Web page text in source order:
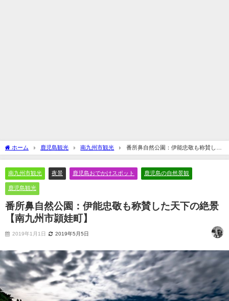
ホーム 鹿児島観光 南九州市観光
番所鼻自然公園：伊能忠敬も称賛した
天下の絶景【南九州市頴娃町】
南九州市観光 夜景 鹿児島おでかけスポット 鹿児島の自然景観
鹿児島観光
番所鼻自然公園：伊能忠敬も称賛した天下の絶景
【南九州市頴娃町】
2019年1月1日 2019年5月5日